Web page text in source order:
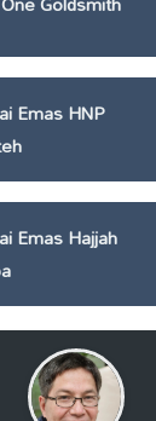
Emas HNP
Emas Hajjah